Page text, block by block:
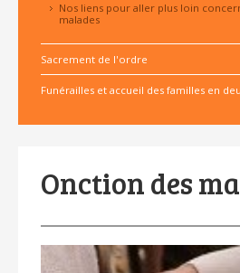
Nos liens pour aller plus loin
malades
Sacrement de l'ordre
Funérailles et accueil des familles en
Onction des